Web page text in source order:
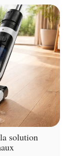
solution